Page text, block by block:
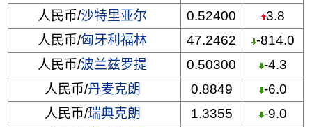
人民币/沙特里亚尔 0.52400
3.8
人民币/匈牙利福林 47.2462
-814.0
人民币/波兰兹罗提 0.50300
-4.3
人民币/丹麦克朗 0.8849
-6.0
人民币/瑞典克朗 1.3355
-9.0